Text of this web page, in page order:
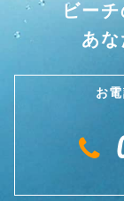
ビー
あな
お